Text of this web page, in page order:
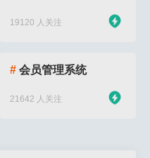
19120 人关注
# 会员管理系统
21642 人关注